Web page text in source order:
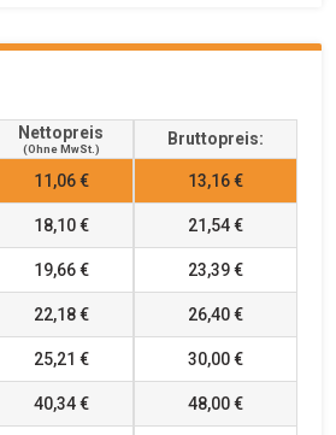
Nettopreis
(ohne MwSt.)
Bruttopreis:
11,06 € 13,16 €
18,10 € 21,54 €
19,66 € 23,39 €
22,18 € 26,40 €
25,21 € 30,00 €
40,34 € 48,00 €